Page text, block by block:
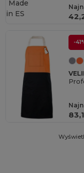
Made
in ES
-